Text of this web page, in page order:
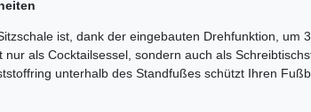
ist, dank der eingebauten Drehfunktion, um
nur als Cocktailsessel, sondern auch als
unterhalb des Standfußes schützt Ihren